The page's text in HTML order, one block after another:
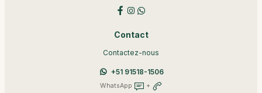
Contact
Contactez-nous
+51 91518-1506
WhatsApp +